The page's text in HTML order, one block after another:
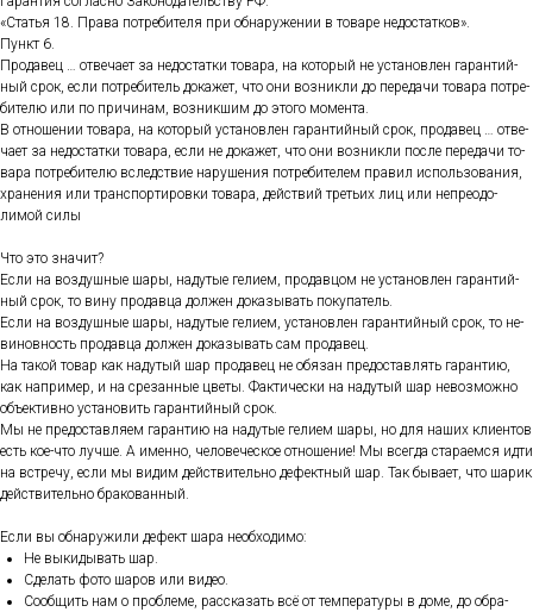
«Статья 18. Пра­ва пот­ре­бите­ля при об­на­руже­нии в то­варе не­дос­татков».
Пункт 6.
Про­давец … от­ве­ча­ет за не­дос­татки то­вара, на ко­торый не ус­та­нов­лен га­ран­тий­
ный срок, ес­ли пот­ре­битель до­кажет, что они воз­никли до пе­реда­чи то­вара пот­ре­
бите­лю или по при­чинам, воз­никшим до это­го мо­мен­та.
В от­но­шении то­вара, на ко­торый ус­та­нов­лен га­ран­тий­ный срок, про­давец … от­ве­
ча­ет за не­дос­татки то­вара, ес­ли не до­кажет, что они воз­никли пос­ле пе­реда­чи то­
вара пот­ре­бите­лю вследс­твие на­руше­ния пот­ре­бите­лем пра­вил ис­поль­зо­вания,
хра­нения или тран­спор­ти­ров­ки то­вара, дей­ствий треть­их лиц или неп­ре­одо­
лимой си­лы
Что это зна­чит?
Ес­ли на воз­душные ша­ры, на­дутые ге­ли­ем, про­дав­цом не ус­та­нов­лен га­ран­тий­
ный срок, то ви­ну про­дав­ца дол­жен до­казы­вать по­купа­тель.
Ес­ли на воз­душные ша­ры, на­дутые ге­ли­ем, ус­та­нов­лен га­ран­тий­ный срок, то не­
винов­ность про­дав­ца дол­жен до­казы­вать сам про­давец.
На та­кой то­вар как на­дутый шар про­давец не обя­зан пре­дос­тавлять га­ран­тию,
как нап­ри­мер, и на сре­зан­ные цве­ты. Фак­ти­чес­ки на на­дутый шар не­воз­можно
объ­ек­тивно ус­та­новить га­ран­тий­ный срок.
Мы не пре­дос­тавля­ем га­ран­тию на на­дутые ге­ли­ем ша­ры, но для на­ших кли­ен­тов
есть кое-что луч­ше. А имен­но, че­лове­чес­кое от­но­шение! Мы всег­да ста­ра­ем­ся ид­ти
на встре­чу, ес­ли мы ви­дим дей­стви­тель­но де­фек­тный шар. Так бы­ва­ет, что ша­рик
дей­стви­тель­но бра­кован­ный.
Ес­ли вы об­на­ружи­ли де­фект ша­ра не­об­хо­димо:
Не вы­киды­вать шар.
Сде­лать фо­то ша­ров или ви­део.
Со­об­щить нам о проб­ле­ме, рас­ска­зать всё от тем­пе­рату­ры в до­ме, до об­ра­